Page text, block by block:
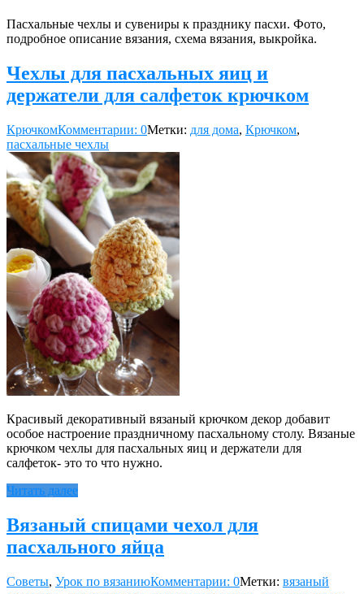
Пасхальные чехлы и сувениры к празднику пасхи. Фото,
подробное описание вязания, схема вязания, выкройка.
Чехлы для пасхальных яиц и
держатели для салфеток крючком
КрючкомКомментарии: 0Метки: для дома, Крючком,
пасхальные чехлы
Красивый декоративный вязаный крючком декор добавит
особое настроение праздничному пасхальному столу. Вязаные
крючком чехлы для пасхальных яиц и держатели для
салфеток- это то что нужно.
Читать далее
Вязаный спицами чехол для
пасхального яйца
Советы, Урок по вязаниюКомментарии: 0Метки: вязаный